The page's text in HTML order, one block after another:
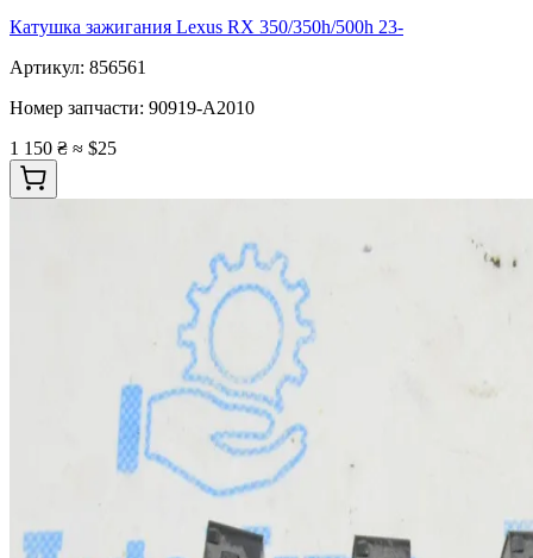
Катушка зажигания Lexus RX 350/350h/500h 23-
Артикул: 856561
Номер запчасти: 90919-A2010
1 150 ₴ ≈ $25